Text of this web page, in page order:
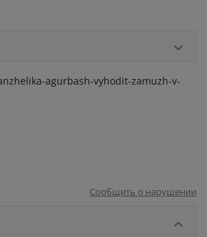
agurbash-vyhodit-zamuzh-v-
Сообщить о нарушении